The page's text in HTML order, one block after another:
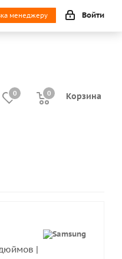
менеджеру Войти
0 Корзина
0
0
|